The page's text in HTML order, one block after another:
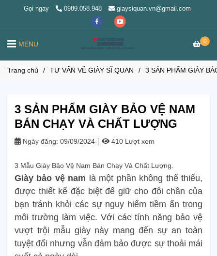
Gọi ngay 0989.058.948 giaysiquan.vn@gmail.com
0
MENU
Trang chủ / TƯ VẤN VỀ GIÀY SĨ QUAN / 3 SẢN PHẨM GIÀY
3 SẢN PHẨM GIÀY BẢO VỆ NAM
BÁN CHẠY VÀ CHẤT LƯỢNG
Ngày đăng: 09/09/2024 410 Lượt xem
3 Mẫu Giày Bảo Vệ Nam Bán Chạy Và Chất Lượng.
Giày bảo vệ nam là một phần không thể thiếu,
được thiết kế đặc biệt để giữ cho đôi chân của
bạn tránh khỏi các sự nguy hiểm tiềm ẩn trong
môi trường làm việc. Với các tính năng bảo vệ
vượt trội mẫu giày này mang đến sự an toàn
tuyệt đối nhưng vẫn đảm bảo được sự thoải mái